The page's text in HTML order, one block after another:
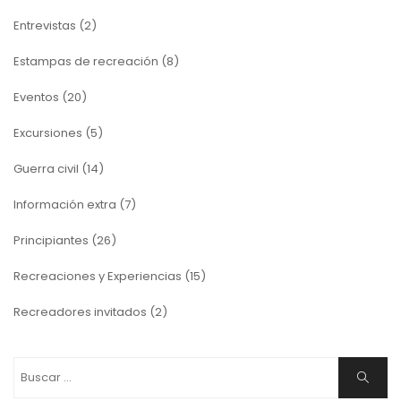
Entrevistas (2)
Estampas de recreación (8)
Eventos (20)
Excursiones (5)
Guerra civil (14)
Información extra (7)
Principiantes (26)
Recreaciones y Experiencias (15)
Recreadores invitados (2)
Buscar: Buscar